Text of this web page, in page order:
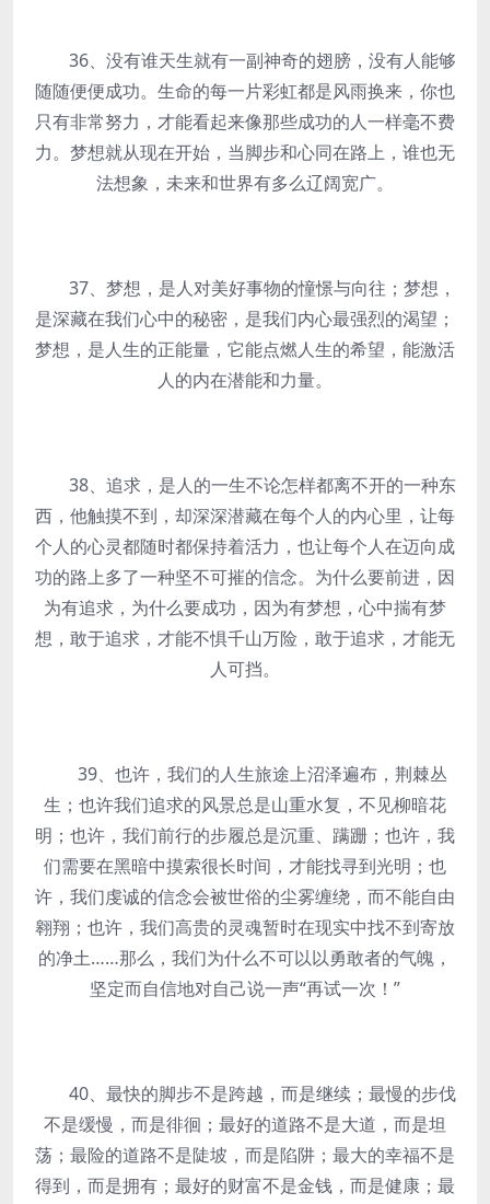
36、没有谁天生就有一副神奇的翅膀，没有人能够
随随便便成功。生命的每一片彩虹都是风雨换来，你也
只有非常努力，才能看起来像那些成功的人一样毫不费
力。梦想就从现在开始，当脚步和心同在路上，谁也无
法想象，未来和世界有多么辽阔宽广。
37、梦想，是人对美好事物的憧憬与向往；梦想，
是深藏在我们心中的秘密，是我们内心最强烈的渴望；
梦想，是人生的正能量，它能点燃人生的希望，能激活
人的内在潜能和力量。
38、追求，是人的一生不论怎样都离不开的一种东
西，他触摸不到，却深深潜藏在每个人的内心里，让每
个人的心灵都随时都保持着活力，也让每个人在迈向成
功的路上多了一种坚不可摧的信念。为什么要前进，因
为有追求，为什么要成功，因为有梦想，心中揣有梦
想，敢于追求，才能不惧千山万险，敢于追求，才能无
人可挡。
39、也许，我们的人生旅途上沼泽遍布，荆棘丛
生；也许我们追求的风景总是山重水复，不见柳暗花
明；也许，我们前行的步履总是沉重、蹒跚；也许，我
们需要在黑暗中摸索很长时间，才能找寻到光明；也
许，我们虔诚的信念会被世俗的尘雾缠绕，而不能自由
翱翔；也许，我们高贵的灵魂暂时在现实中找不到寄放
的净土……那么，我们为什么不可以以勇敢者的气魄，
坚定而自信地对自己说一声“再试一次！”
40、最快的脚步不是跨越，而是继续；最慢的步伐
不是缓慢，而是徘徊；最好的道路不是大道，而是坦
荡；最险的道路不是陡坡，而是陷阱；最大的幸福不是
得到，而是拥有；最好的财富不是金钱，而是健康；最